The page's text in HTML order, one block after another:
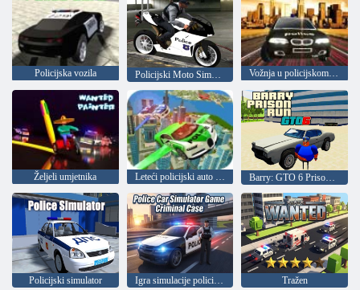
Policijska vozila Policijski Moto Simulator 3D Super Trick Vožnja u policijskom automobilu
Željeli umjetnika Leteći policijski auto simulator Barry: GTO 6 Prison Break
Policijski simulator Igra simulacije policijskog automobila, kazneni slučaj Tražen